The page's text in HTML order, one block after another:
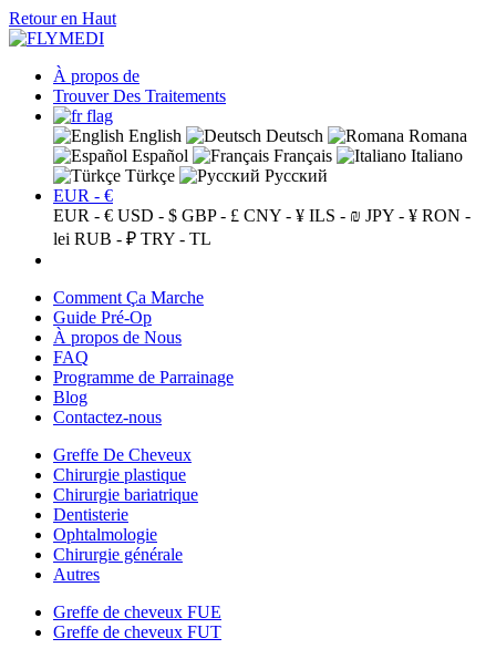
Retour en Haut
À propos de
Trouver Des Traitements
English Deutsch
Romana
Español
Français
Italiano
Türkçe
Русский
EUR - €
EUR - € USD - $ GBP - £ CNY - ¥ ILS - ₪ JPY - ¥ RON -
lei RUB - ₽ TRY - TL
Comment Ça Marche
Guide Pré-Op
À propos de Nous
FAQ
Programme de Parrainage
Blog
Contactez-nous
Greffe De Cheveux
Chirurgie plastique
Chirurgie bariatrique
Dentisterie
Ophtalmologie
Chirurgie générale
Autres
Greffe de cheveux FUE
Greffe de cheveux FUT